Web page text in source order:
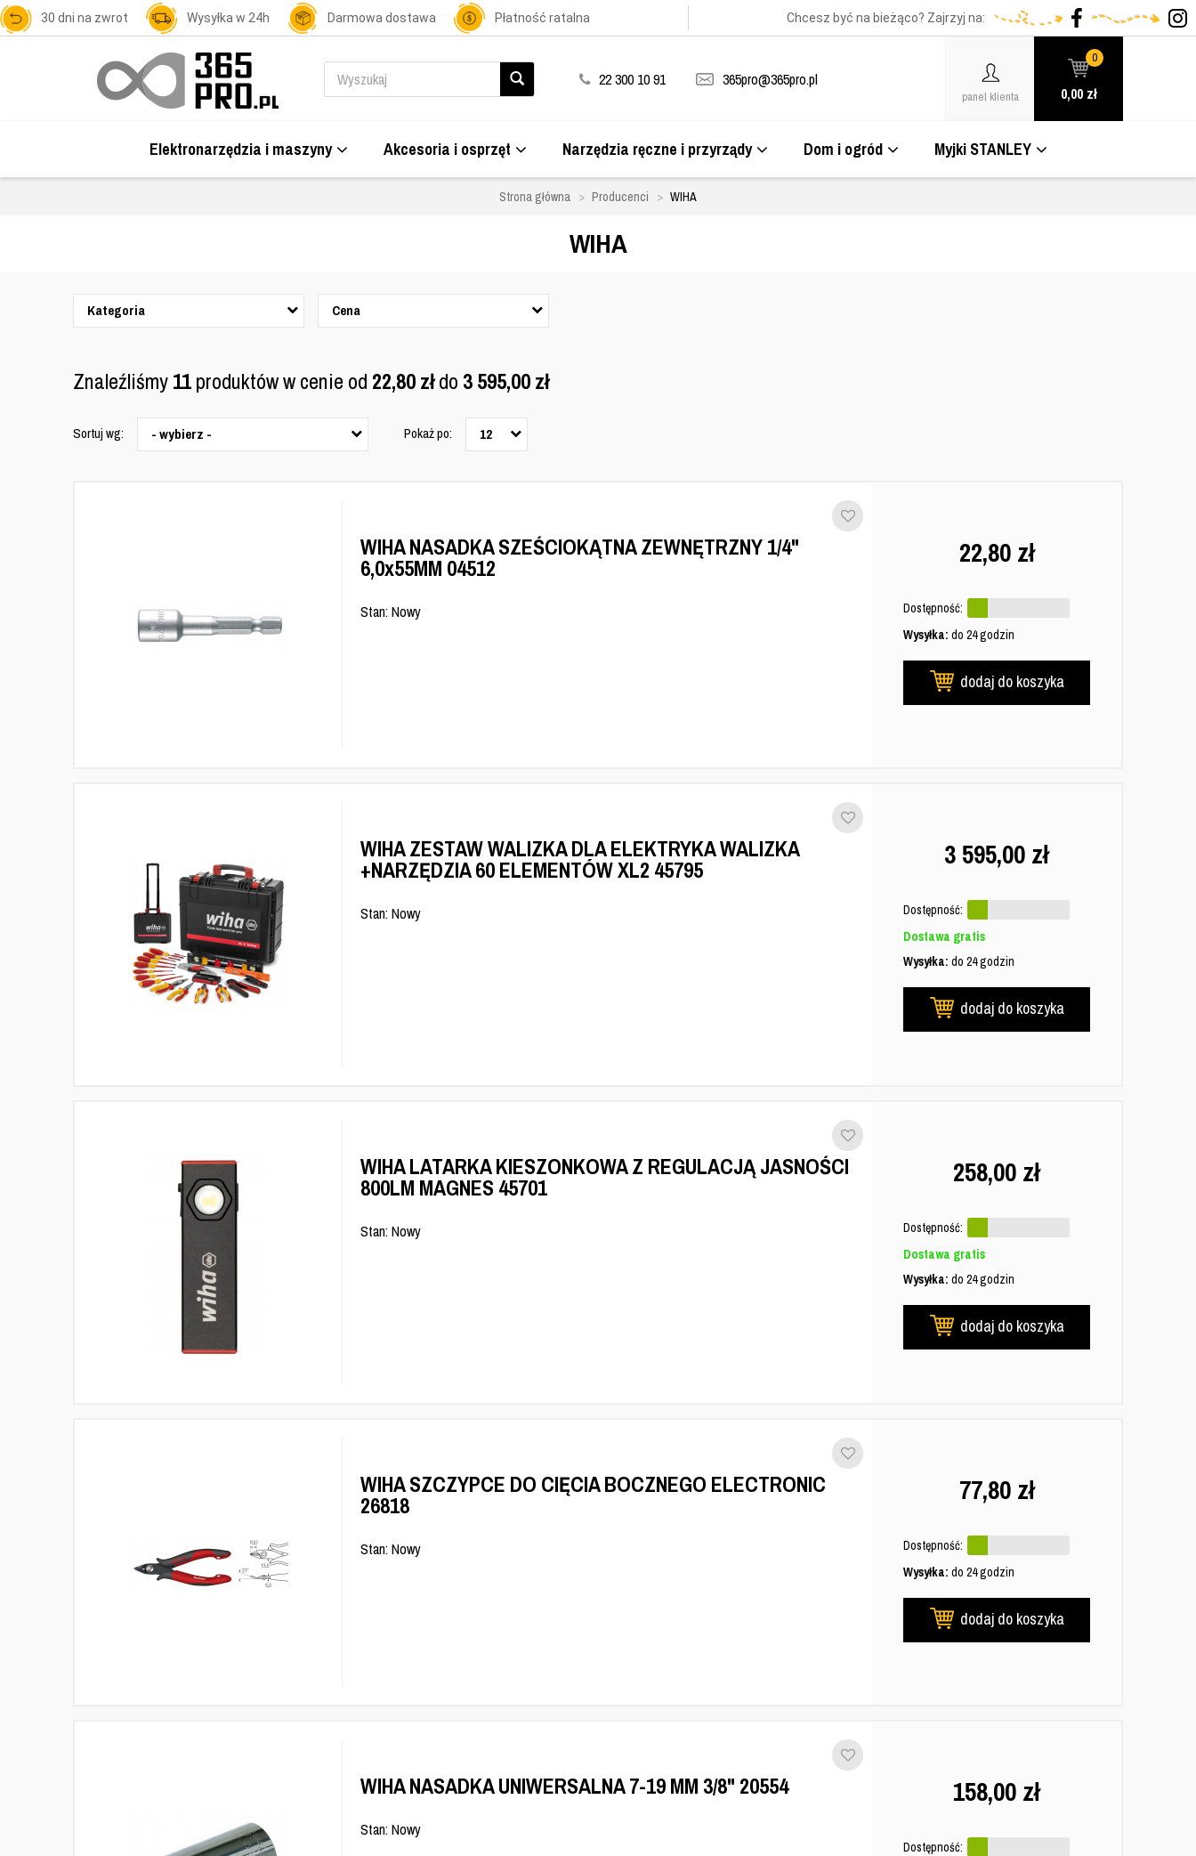
30 dni na zwrot Wysyłka w 24h Darmowa dostawa Płatność ratalna Chcesz być na bieżąco? Zajrzyj na:
22 300 10 91 365pro@365pro.pl
panel klienta
0
0,00 zł
Elektronarzędzia i maszyny Akcesoria i osprzęt Narzędzia ręczne i przyrządy Dom i ogród Myjki STANLEY
Strona główna Producenci WIHA
WIHA
Kategoria Cena
Znaleźliśmy11produktów w cenie od 22,80złdo 3 595,00zł
Sortuj wg: - wybierz - Pokaż po: 12
WIHA NASADKA SZEŚCIOKĄTNA ZEWNĘTRZNY 1/4"
6,0x55MM 04512
Stan: Nowy
22,80 zł
Dostępność:
Wysyłka: do 24 godzin
dodaj do koszyka
WIHA ZESTAW WALIZKA DLA ELEKTRYKA WALIZKA
+NARZĘDZIA 60 ELEMENTÓW XL2 45795
Stan: Nowy
3 595,00 zł
Dostępność:
Dostawa gratis
Wysyłka: do 24 godzin
dodaj do koszyka
WIHA LATARKA KIESZONKOWA Z REGULACJĄ JASNOŚCI
800LM MAGNES 45701
Stan: Nowy
258,00 zł
Dostępność:
Dostawa gratis
Wysyłka: do 24 godzin
dodaj do koszyka
WIHA SZCZYPCE DO CIĘCIA BOCZNEGO ELECTRONIC
26818
Stan: Nowy
77,80 zł
Dostępność:
Wysyłka: do 24 godzin
dodaj do koszyka
WIHA NASADKA UNIWERSALNA 7-19 MM 3/8" 20554
Stan: Nowy
158,00 zł
Dostępność: